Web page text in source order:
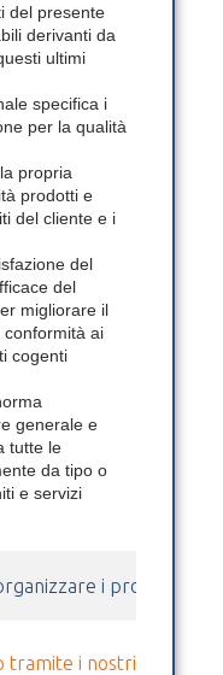
del presente
derivanti da
ultimi
specifica i
per la qualità
propria
prodotti e
del cliente e i
del
del
migliorare il
conformità ai
cogenti
generale e
tutte le
da tipo o
e servizi
i processi
tramite i nostri